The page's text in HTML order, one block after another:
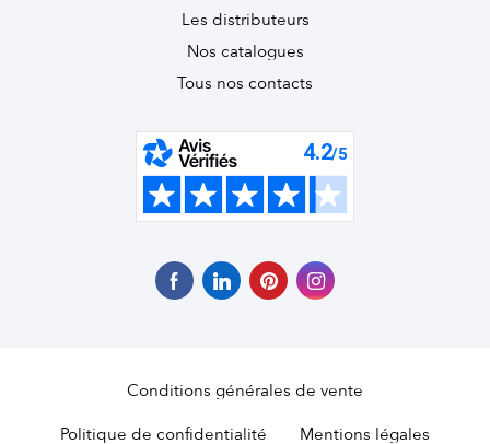
Les distributeurs
Nos catalogues
Tous nos contacts
Conditions générales de vente
Politique de confidentialité Mentions légales